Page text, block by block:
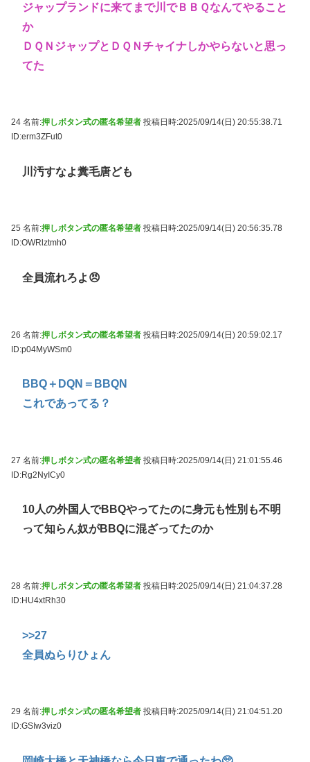
ジャップランドに来てまで川でＢＢＱなんてやること
か
ＤＱＮジャップとＤＱＮチャイナしかやらないと思っ
てた
24 名前:押しボタン式の匿名希望者 投稿日時:2025/09/14(日) 20:55:38.71
ID:erm3ZFut0
川汚すなよ糞毛唐ども
25 名前:押しボタン式の匿名希望者 投稿日時:2025/09/14(日) 20:56:35.78
ID:OWRlztmh0
全員流れろよ😠
26 名前:押しボタン式の匿名希望者 投稿日時:2025/09/14(日) 20:59:02.17
ID:p04MyWSm0
BBQ＋DQN＝BBQN
これであってる？
27 名前:押しボタン式の匿名希望者 投稿日時:2025/09/14(日) 21:01:55.46
ID:Rg2NyICy0
10人の外国人でBBQやってたのに身元も性別も不明
って知らん奴がBBQに混ざってたのか
28 名前:押しボタン式の匿名希望者 投稿日時:2025/09/14(日) 21:04:37.28
ID:HU4xtRh30
>>27
全員ぬらりひょん
29 名前:押しボタン式の匿名希望者 投稿日時:2025/09/14(日) 21:04:51.20
ID:GSIw3viz0